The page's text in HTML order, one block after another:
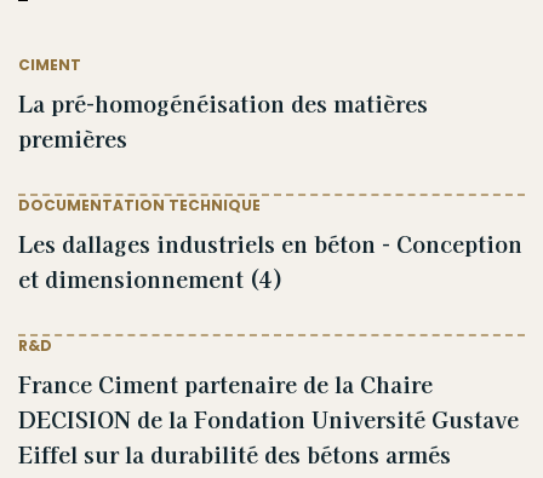
CIMENT
La pré-homogénéisation des matières
premières
DOCUMENTATION TECHNIQUE
Les dallages industriels en béton - Conception
et dimensionnement (4)
R&D
France Ciment partenaire de la Chaire
DECISION de la Fondation Université Gustave
Eiffel sur la durabilité des bétons armés